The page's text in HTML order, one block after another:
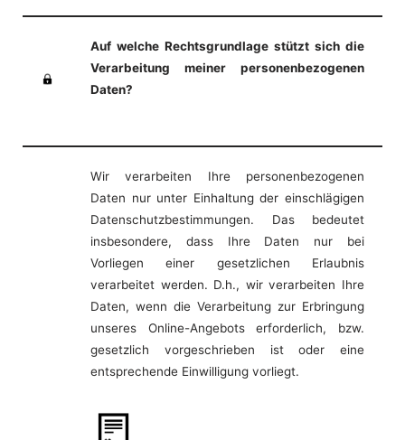
Auf welche Rechtsgrundlage stützt sich die
Verarbeitung meiner personenbezogenen
Daten?
Wir verarbeiten Ihre personenbezogenen
Daten nur unter Einhaltung der einschlägigen
Datenschutzbestimmungen. Das bedeutet
insbesondere, dass Ihre Daten nur bei
Vorliegen einer gesetzlichen Erlaubnis
verarbeitet werden. D.h., wir verarbeiten Ihre
Daten, wenn die Verarbeitung zur Erbringung
unseres Online-Angebots erforderlich, bzw.
gesetzlich vorgeschrieben ist oder eine
entsprechende Einwilligung vorliegt.